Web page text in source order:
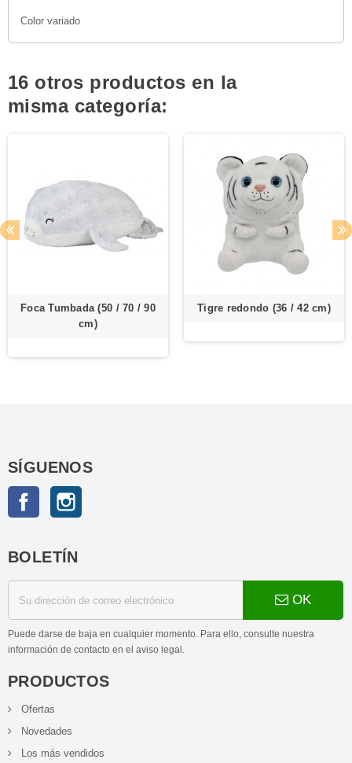
Color variado
16 otros productos en la
misma categoría:
Foca Tumbada (50 / 70 / 90
cm)
Tigre redondo (36 / 42 cm)
SÍGUENOS
Facebook
BOLETÍN
OK
Puede darse de baja en cualquier momento. Para ello, consulte nuestra
información de contacto en el aviso legal.
PRODUCTOS
Ofertas
Novedades
Los más vendidos